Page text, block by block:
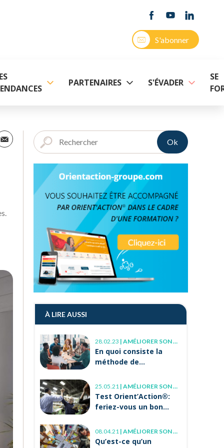
S'abonner
PARTENAIRES S'ÉVADER
SE
Ok
À LIRE AUSSI
28.02.23 | AMÉLIORER SON MANAGEMENT
En quoi consiste la
méthode de
25.05.21 | AMÉLIORER SON MANAGEMENT
Test Orient’Action®:
feriez-vous un bon
08.04.21 | AMÉLIORER SON MANAGEMENT, MONTER EN COMPÉTENCE
Qu’est-ce qu’un